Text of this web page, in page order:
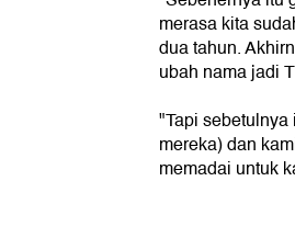
merasa kita
dua tahun.
ubah nama jadi
"Tapi
mereka) dan
memadai untuk